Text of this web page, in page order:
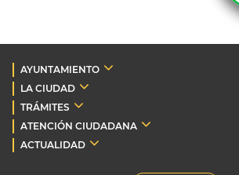
AYUNTAMIENTO
LA CIUDAD
TRÁMITES
ATENCIÓN CIUDADANA
ACTUALIDAD